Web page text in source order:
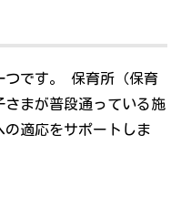
つです。 保育所（保育
さまが普段通っている施
適応をサポートしま